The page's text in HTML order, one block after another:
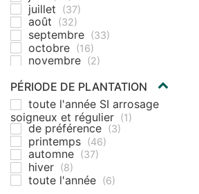
juillet (37)
août (32)
septembre (33)
octobre (16)
novembre (2)
PÉRIODE DE PLANTATION
toute l'année SI arrosage
soigneux et régulier (1)
de préférence (3)
printemps (46)
automne (37)
hiver (8)
toute l'année (6)